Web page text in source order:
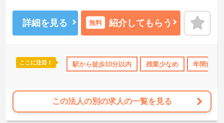
・賞与あり 社会保険完備 交通費支給 退職金制度あり
しますのでお気軽にご相談ください！
詳細を見る 無料 紹介してもらう
ここに注目！ 駅から徒歩10分以内 残業少なめ 年間休日
この法人の別の求人の一覧を見る